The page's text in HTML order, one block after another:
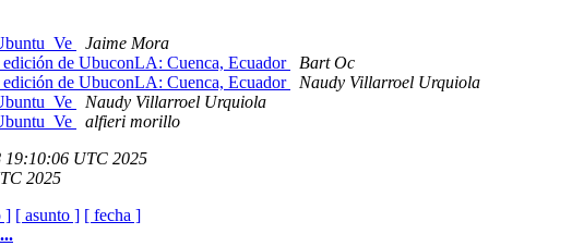
Jaime Mora
de UbuconLA: Cuenca, Ecuador
Bart Oc
de UbuconLA: Cuenca, Ecuador
Naudy Villarroel Urquiola
Naudy Villarroel Urquiola
alfieri morillo
19:10:06 UTC 2025
2025
] [ asunto ] [ fecha ]